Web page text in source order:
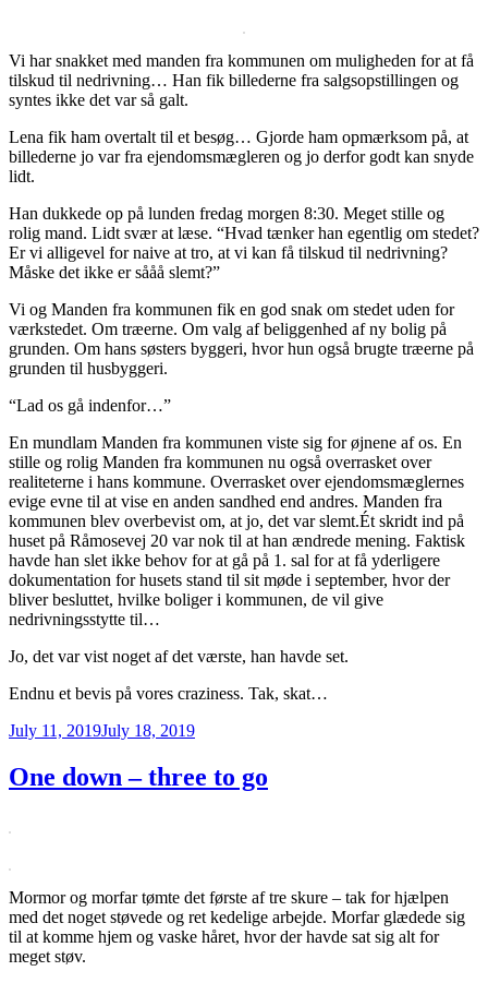
Vi har snakket med manden fra kommunen om muligheden for at få
tilskud til nedrivning… Han fik billederne fra salgsopstillingen og
syntes ikke det var så galt.
Lena fik ham overtalt til et besøg… Gjorde ham opmærksom på, at
billederne jo var fra ejendomsmægleren og jo derfor godt kan snyde
lidt.
Han dukkede op på lunden fredag morgen 8:30. Meget stille og
rolig mand. Lidt svær at læse. “Hvad tænker han egentlig om stedet?
Er vi alligevel for naive at tro, at vi kan få tilskud til nedrivning?
Måske det ikke er sååå slemt?”
Vi og Manden fra kommunen fik en god snak om stedet uden for
værkstedet. Om træerne. Om valg af beliggenhed af ny bolig på
grunden. Om hans søsters byggeri, hvor hun også brugte træerne på
grunden til husbyggeri.
“Lad os gå indenfor…”
En mundlam Manden fra kommunen viste sig for øjnene af os. En
stille og rolig Manden fra kommunen nu også overrasket over
realiteterne i hans kommune. Overrasket over ejendomsmæglernes
evige evne til at vise en anden sandhed end andres. Manden fra
kommunen blev overbevist om, at jo, det var slemt.Ét skridt ind på
huset på Råmosevej 20 var nok til at han ændrede mening. Faktisk
havde han slet ikke behov for at gå på 1. sal for at få yderligere
dokumentation for husets stand til sit møde i september, hvor der
bliver besluttet, hvilke boliger i kommunen, de vil give
nedrivningsstytte til…
Jo, det var vist noget af det værste, han havde set.
Endnu et bevis på vores craziness. Tak, skat…
Posted
July 11, 2019July 18, 2019
One down – three to go
Mormor og morfar tømte det første af tre skure – tak for hjælpen
med det noget støvede og ret kedelige arbejde. Morfar glædede sig
til at komme hjem og vaske håret, hvor der havde sat sig alt for
meget støv.